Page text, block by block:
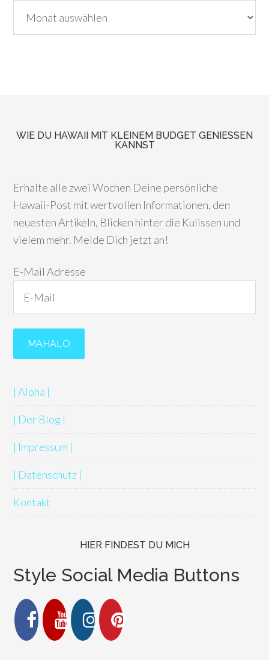
WIE DU HAWAII MIT KLEINEM BUDGET GENIESSEN K
ANNST
Erhalte alle zwei Wochen Deine persönliche
Hawaii-Post mit wertvollen Informationen, den
neuesten Artikeln, Blicken hinter die Kulissen und
vielem mehr. Melde Dich jetzt an!
E-Mail Adresse
| Aloha |
| Der Blog |
| Impressum |
| Datenschutz |
Kontakt
HIER FINDEST DU MICH
Style Social Media Buttons